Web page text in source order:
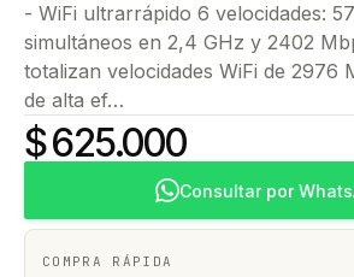
- WiFi ultrarrápido 6 velocidades:
simultáneos en 2,4 GHz y 2402
totalizan velocidades WiFi de 2976
de alta ef…
$ 625.000
Consultar por
COMPRA RÁPIDA